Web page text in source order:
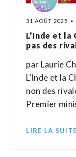
31 AOÛT 2025
L’Inde et
pas des
par Laurie
L'Inde et la
non des
Premier
LIRE LA